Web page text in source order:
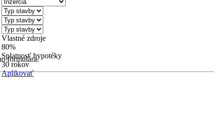
Vlastné zdroje
80%
Splatnosť hypotéky
30 rokov
Aplikovať
formulára.